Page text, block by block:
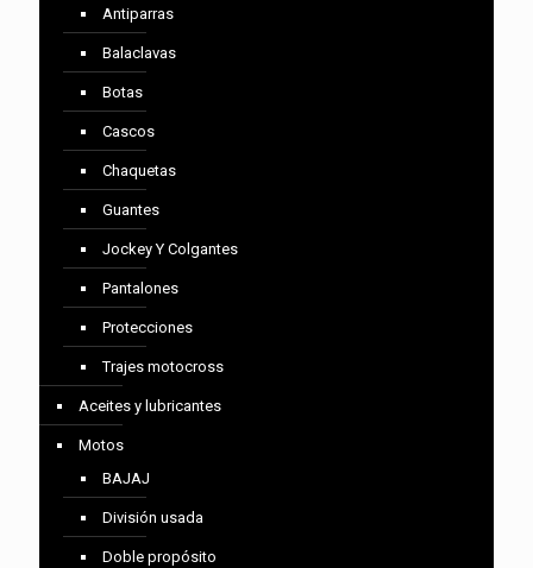
Antiparras
Balaclavas
Botas
Cascos
Chaquetas
Guantes
Jockey Y Colgantes
Pantalones
Protecciones
Trajes motocross
Aceites y lubricantes
Motos
BAJAJ
División usada
Doble propósito